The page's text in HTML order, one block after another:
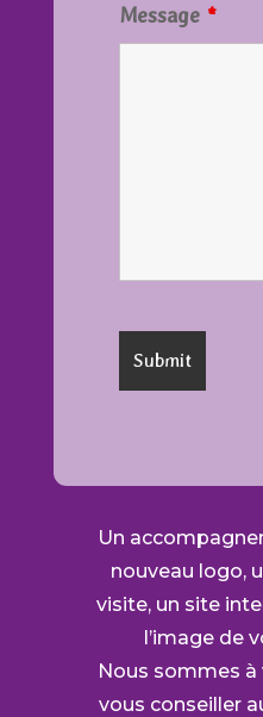
Message *
Un
nouveau logo,
visite, un site
l’image de
Nous sommes
vous conseiller